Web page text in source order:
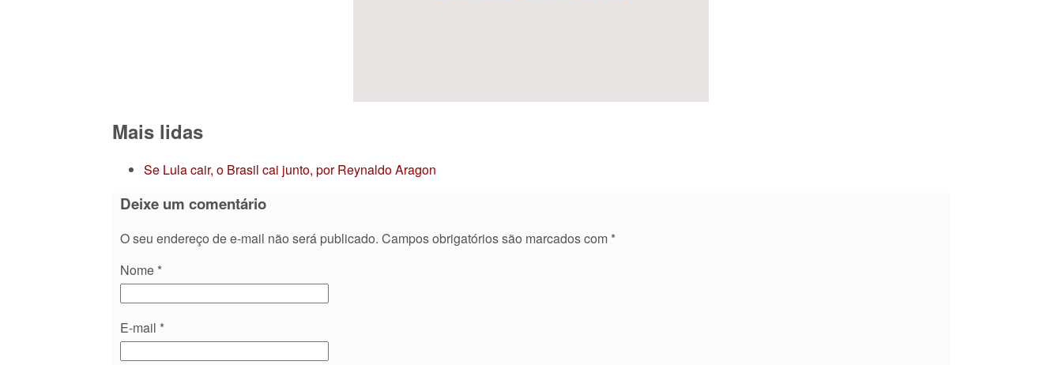
Mais lidas
Se Lula cair, o Brasil cai junto, por Reynaldo Aragon
Deixe um comentário
O seu endereço de e-mail não será publicado. Campos obrigatórios são marcados com *
Nome *
E-mail *